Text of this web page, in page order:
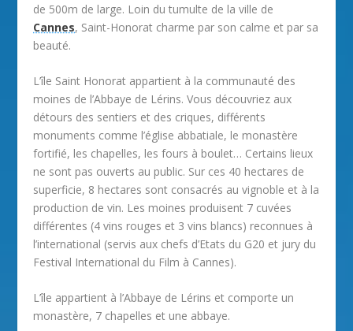
de 500m de large. Loin du tumulte de la ville de
Cannes, Saint-Honorat charme par son calme et par sa
beauté.
L’île Saint Honorat appartient à la communauté des
moines de l’Abbaye de Lérins. Vous découvriez aux
détours des sentiers et des criques, différents
monuments comme l’église abbatiale, le monastère
fortifié, les chapelles, les fours à boulet… Certains lieux
ne sont pas ouverts au public. Sur ces 40 hectares de
superficie, 8 hectares sont consacrés au vignoble et à la
production de vin. Les moines produisent 7 cuvées
différentes (4 vins rouges et 3 vins blancs) reconnues à
l’international (servis aux chefs d’Etats du G20 et jury du
Festival International du Film à Cannes).
L’île appartient à l’Abbaye de Lérins et comporte un
monastère, 7 chapelles et une abbaye.